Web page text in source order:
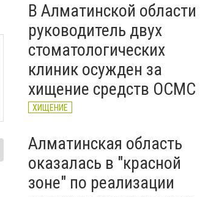
В Алматинской области
руководитель двух
стоматологических
клиник осужден за
хищение средств ОСМС
ХИЩЕНИЕ
Алматинская область
оказалась в "красной
зоне" по реализации